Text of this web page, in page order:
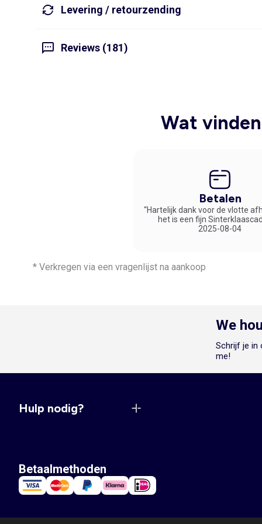
Levering / retourzending
Reviews (181)
Wat
Betalen
“Hartelijk dank voor de vlotte
het is een fijn
2025-08-04
* Verkregen via een vragenlijst na aankoop
We
Schrijf je in
me!
Hulp nodig?
Betaalmethoden